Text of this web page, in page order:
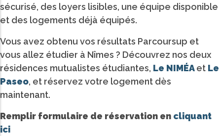
sécurisé, des loyers lisibles, une équipe disponible
et des logements déjà équipés.
Vous avez obtenu vos résultats Parcoursup et
vous allez étudier à Nîmes ? Découvrez nos deux
résidences mutualistes étudiantes, Le NIMÉAet Le
Paseo, et réservez votre logement dès
maintenant.
Remplir formulaire de réservation en cliquant
ici